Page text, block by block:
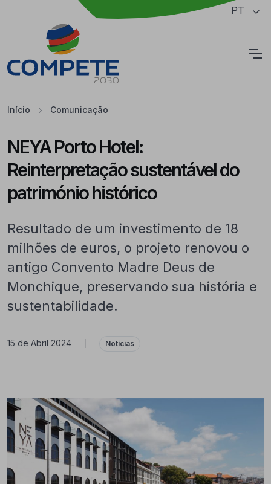
Saltar para o conteúdo principal da página PT
Início Comunicação
NEYA Porto Hotel:
Reinterpretação sustentável do
património histórico
Resultado de um investimento de 18
milhões de euros, o projeto renovou o
antigo Convento Madre Deus de
Monchique, preservando sua história e
sustentabilidade.
15 de Abril 2024 Notícias